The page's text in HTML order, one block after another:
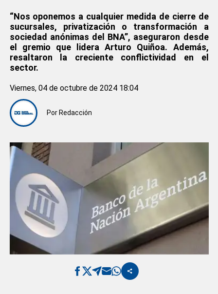
“Nos oponemos a cualquier medida de cierre de
sucursales, privatización o transformación a
sociedad anónimas del BNA”, aseguraron desde
el gremio que lidera Arturo Quiñoa. Además,
resaltaron la creciente conflictividad en el
sector.
Por Redacción
Viernes, 04 de octubre de 2024 18:04